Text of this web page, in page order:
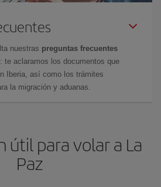
nuestras preguntas frecuentes
: te aclaramos los documentos que
Iberia, así como los trámites
la migración y aduanas.
útil para volar a La
Paz